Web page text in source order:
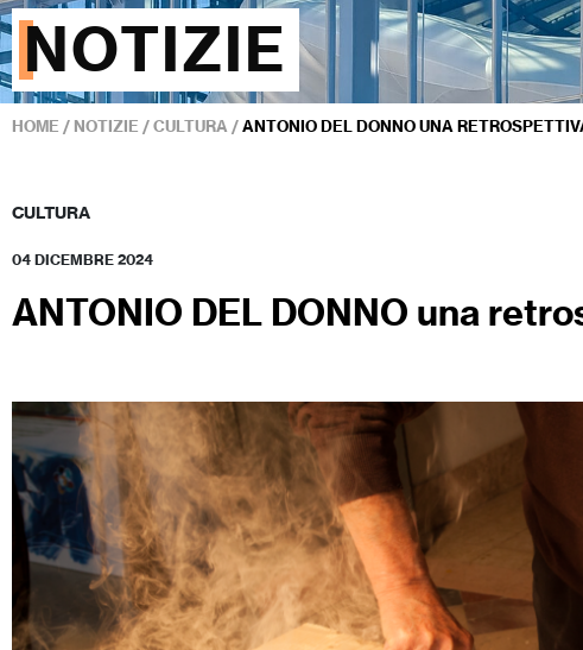
NOTIZIE
HOME / NOTIZIE /CULTURA /ANTONIO DEL DONNO UNA
CULTURA
04 DICEMBRE 2024
ANTONIO DEL DONNO una